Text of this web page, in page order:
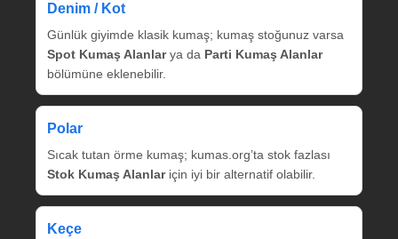
Denim / Kot
Günlük giyimde klasik kumaş; kumaş stoğunuz varsa
Spot Kumaş Alanlarya da Parti Kumaş Alanlar
bölümüne eklenebilir.
Polar
Sıcak tutan örme kumaş; kumas.org’ta stok fazlası
Stok Kumaş Alanlariçin iyi bir alternatif olabilir.
Keçe